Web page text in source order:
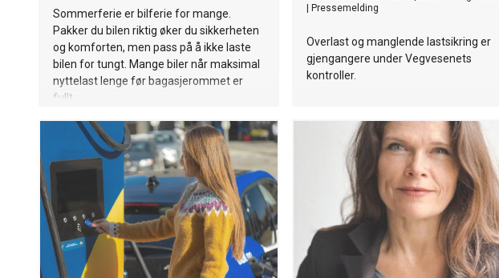
Sommerferie er bilferie for mange.
Pakker du bilen riktig øker du sikkerheten
og komforten, men pass på å ikke laste
bilen for tungt. Mange biler når maksimal
nyttelast lenge før bagasjerommet er
fullt.
Pressemelding
Overlast og manglende lastsikring er
gjengangere under Vegvesenets
kontroller.